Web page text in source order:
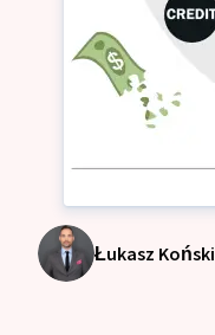
Łukasz Koński